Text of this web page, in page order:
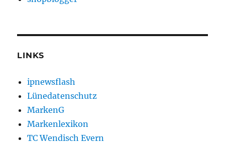
LINKS
ipnewsflash
Lünedatenschutz
MarkenG
Markenlexikon
TC Wendisch Evern